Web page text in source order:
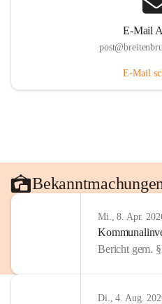
E-Mail
E-Mail
Mi., 8. Apr.
Bericht gem.
Di., 4. Aug.